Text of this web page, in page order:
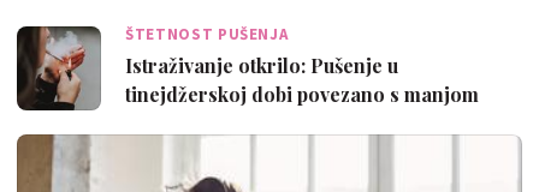
ŠTETNOST PUŠENJA
Istraživanje otkrilo: Pušenje u
tinejdžerskoj dobi povezano s manjom